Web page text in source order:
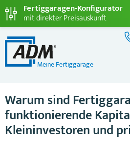
Meine Fertiggarage
Fertiggaragen-Konfigurator
mit direkter Preisauskunft
Warum sind
funktionierende
Kleininvestoren und